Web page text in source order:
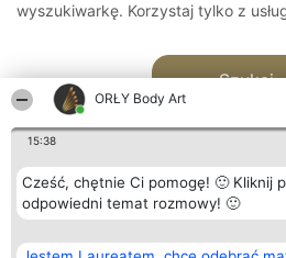
ORŁY Body Art
15:38
Cześć, chętnie Ci pomogę! 🙂 Kliknij
odpowiedni temat rozmowy! 🙂
wyszukiwarkę. Korzystaj tylko z
Szukaj
Organizator plebiscytu Plebiscyt